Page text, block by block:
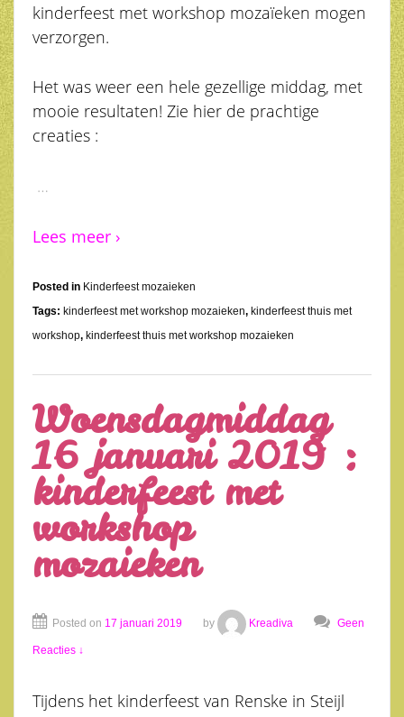
kinderfeest met workshop mozaïeken mogen
verzorgen.
Het was weer een hele gezellige middag, met
mooie resultaten! Zie hier de prachtige
creaties :
…
Lees meer ›
Posted in Kinderfeest mozaieken
Tags: kinderfeest met workshop mozaieken, kinderfeest thuis met
workshop, kinderfeest thuis met workshop mozaieken
Woensdagmiddag
16 januari 2019 :
kinderfeest met
workshop
mozaieken
Posted on 17 januari 2019 by Kreadiva Geen
Reacties ↓
Tijdens het kinderfeest van Renske in Steijl